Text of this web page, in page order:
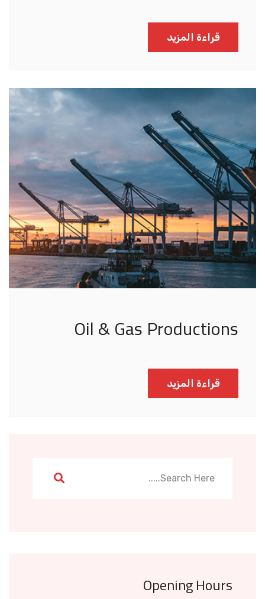
Opening Hours
قراءة المزيد
Oil & Gas Productions
قراءة المزيد